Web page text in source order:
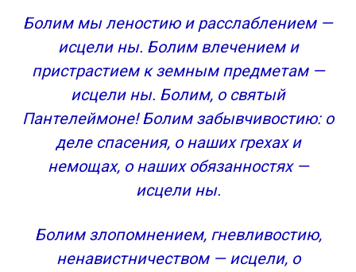
Житие Великомученника Пантелеймона
Чудеса после смерти
В каких случаях можно читать молитву об
исцелении
Как правильно молиться об исцелении
Молитва об исцелении больного человека
Молитва Пантелеймону Целителю о здравии
Благодарственная молитва Пантелеймону
Болим мы леностию и расслаблением —
исцели ны. Болим влечением и
пристрастием к земным предметам —
исцели ны. Болим, о святый
Пантелеймоне! Болим забывчивостию: о
деле спасения, о наших грехах и
немощах, о наших обязанностях —
исцели ны.
Болим злопомнением, гневливостию,
ненавистничеством — исцели, о